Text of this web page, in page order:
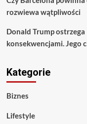
rozwiewa wątpliwości
Donald Trump
konsekwencjami. Jego
Kategorie
Biznes
Lifestyle